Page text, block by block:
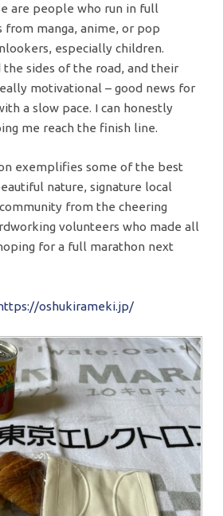
are people who run in full
from manga, anime, or pop
especially children.
sides of the road, and their
motivational – good news for
a slow pace. I can honestly
me reach the finish line.
exemplifies some of the best
nature, signature local
from the cheering
volunteers who made all
for a full marathon next
oshukirameki.jp/